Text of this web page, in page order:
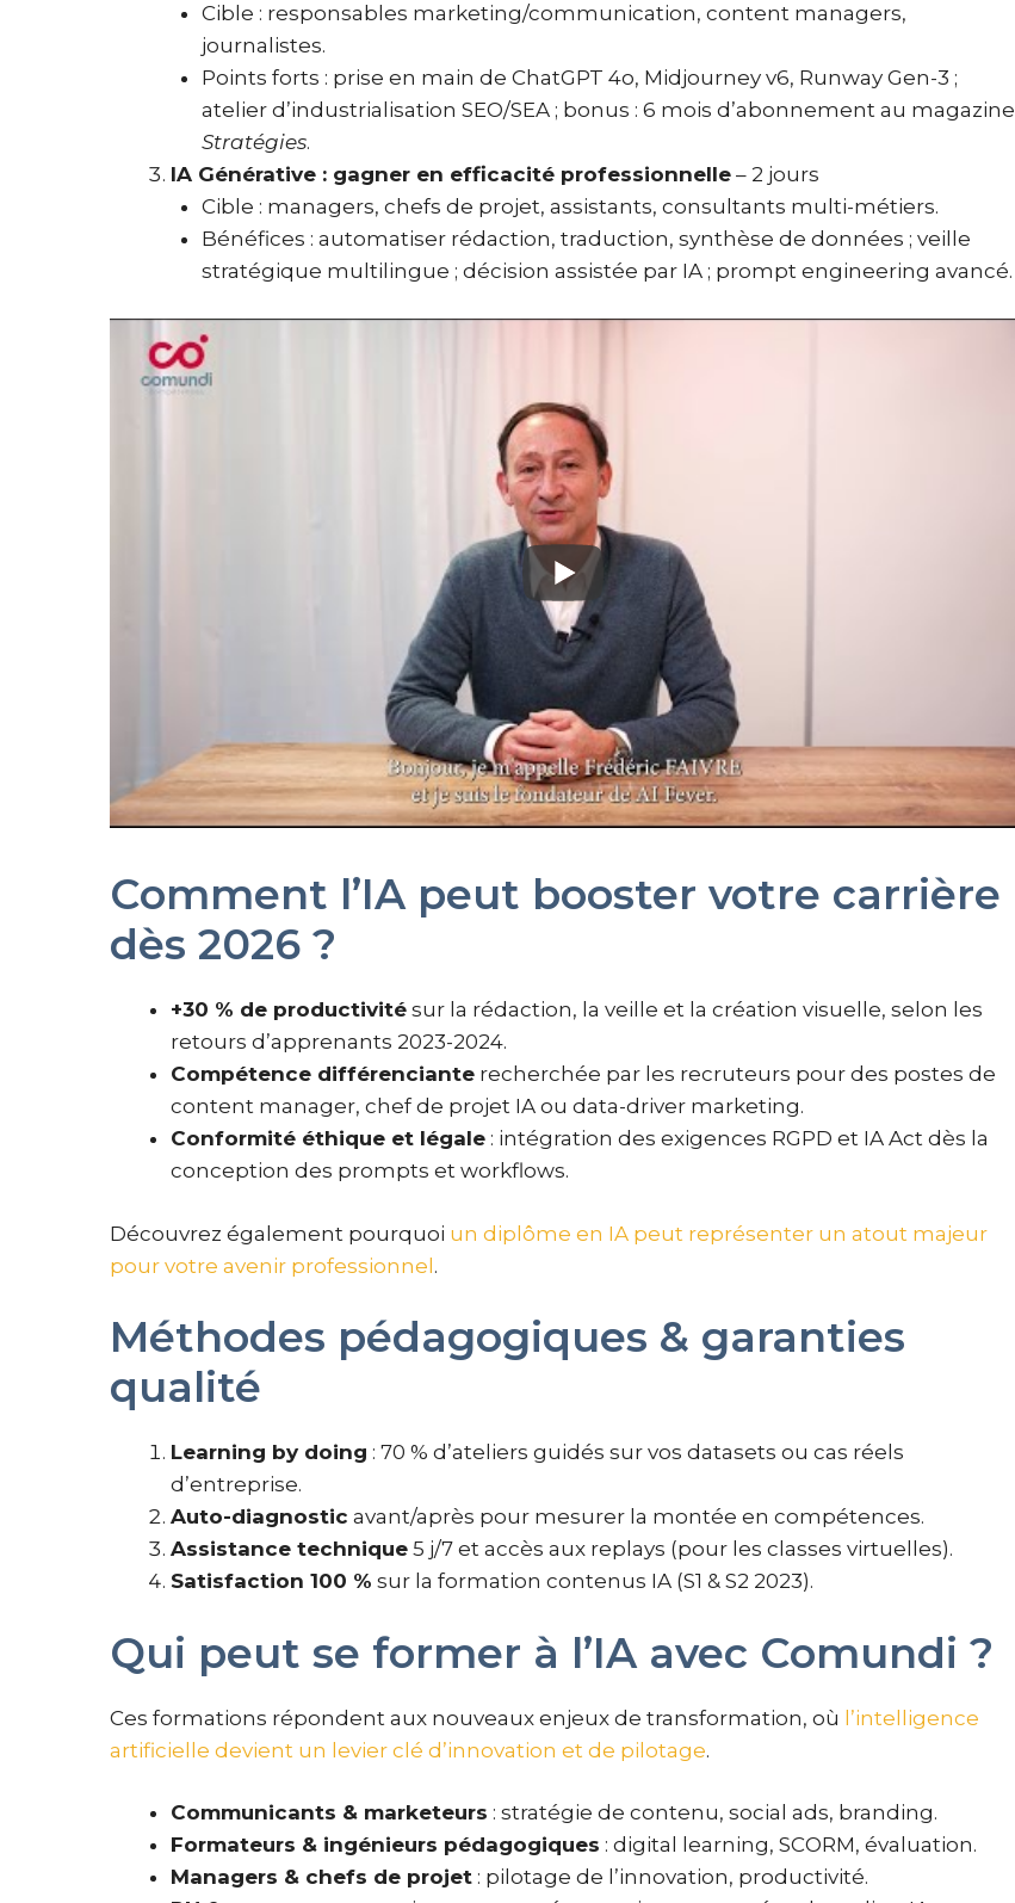
Cible : responsables marketing/communication, content managers,
journalistes.
Points forts : prise en main de ChatGPT 4o, Midjourney v6, Runway Gen-3 ;
atelier d’industrialisation SEO/SEA ; bonus : 6 mois d’abonnement au magazine
Stratégies.
IA Générative : gagner en efficacité professionnelle – 2 jours
Cible : managers, chefs de projet, assistants, consultants multi-métiers.
Bénéfices : automatiser rédaction, traduction, synthèse de données ; veille
stratégique multilingue ; décision assistée par IA ; prompt engineering avancé.
Comment l’IA peut booster votre carrière
dès 2026 ?
+30 % de productivité sur la rédaction, la veille et la création visuelle, selon les
retours d’apprenants 2023-2024.
Compétence différenciante recherchée par les recruteurs pour des postes de
content manager, chef de projet IA ou data-driver marketing.
Conformité éthique et légale : intégration des exigences RGPD et IA Act dès la
conception des prompts et workflows.
Découvrez également pourquoi un diplôme en IA peut représenter un atout majeur
pour votre avenir professionnel.
Méthodes pédagogiques & garanties
qualité
Learning by doing : 70 % d’ateliers guidés sur vos datasets ou cas réels
d’entreprise.
Auto-diagnostic avant/après pour mesurer la montée en compétences.
Assistance technique 5 j/7 et accès aux replays (pour les classes virtuelles).
Satisfaction 100 % sur la formation contenus IA (S1 & S2 2023).
Qui peut se former à l’IA avec Comundi ?
Ces formations répondent aux nouveaux enjeux de transformation, où l’intelligence
artificielle devient un levier clé d’innovation et de pilotage.
Communicants & marketeurs : stratégie de contenu, social ads, branding.
Formateurs & ingénieurs pédagogiques : digital learning, SCORM, évaluation.
Managers & chefs de projet : pilotage de l’innovation, productivité.